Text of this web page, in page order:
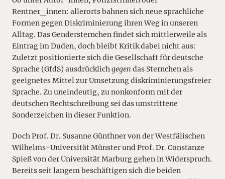
Rentner_innen: allerorts bahnen sich neue sprachliche
Formen gegen Diskriminierung ihren Weg in unseren
Alltag. Das Gendersternchen findet sich mittlerweile als
Eintrag im Duden, doch bleibt Kritik dabei nicht aus:
Zuletzt positionierte sich die Gesellschaft für deutsche
Sprache (GfdS) ausdrücklichgegen das Sternchen als
geeignetes Mittel zur Umsetzung diskriminierungsfreier
Sprache. Zu uneindeutig, zu nonkonform mit der
deutschen Rechtschreibung sei das umstrittene
Sonderzeichen in dieser Funktion.
Doch Prof. Dr. Susanne Günthner von der Westfälischen
Wilhelms-Universität Münster und Prof. Dr. Constanze
Spieß von der Universität Marburg gehen in Widerspruch.
Bereits seit langem beschäftigen sich die beiden